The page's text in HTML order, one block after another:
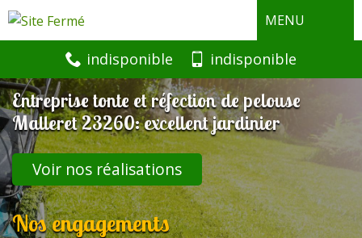
MENU
indisponible indisponible
Entreprise tonte et réfection de pelouse
Malleret 23260: excellent jardinier
Voir nos réalisations
Nos engagements